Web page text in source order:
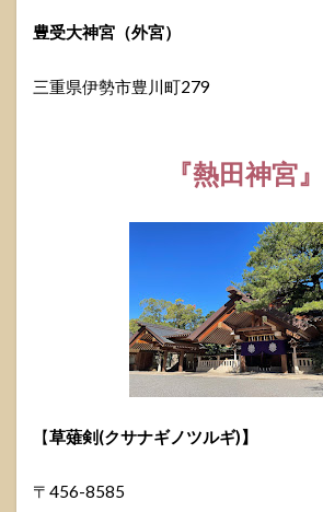
豊受大神宮（外宮）
三重県伊勢市豊川町279
『熱田神宮 』
【草薙剣(クサナギノツルギ)】
〒456-8585